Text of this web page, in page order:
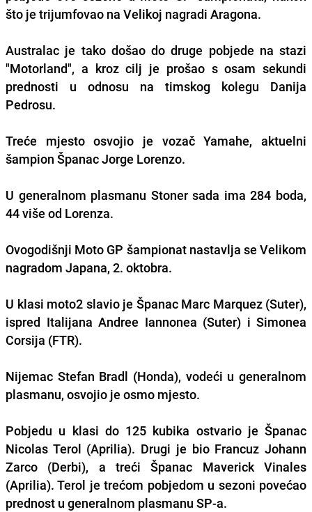
što je trijumfovao na Velikoj nagradi Aragona.
Australac je tako došao do druge pobjede na stazi
"Motorland", a kroz cilj je prošao s osam sekundi
prednosti u odnosu na timskog kolegu Danija
Pedrosu.
Treće mjesto osvojio je vozač Yamahe, aktuelni
šampion Španac Jorge Lorenzo.
U generalnom plasmanu Stoner sada ima 284 boda,
44 više od Lorenza.
Ovogodišnji Moto GP šampionat nastavlja se Velikom
nagradom Japana, 2. oktobra.
U klasi moto2 slavio je Španac Marc Marquez (Suter),
ispred Italijana Andree Iannonea (Suter) i Simonea
Corsija (FTR).
Nijemac Stefan Bradl (Honda), vodeći u generalnom
plasmanu, osvojio je osmo mjesto.
Pobjedu u klasi do 125 kubika ostvario je Španac
Nicolas Terol (Aprilia). Drugi je bio Francuz Johann
Zarco (Derbi), a treći Španac Maverick Vinales
(Aprilia). Terol je trećom pobjedom u sezoni povećao
prednost u generalnom plasmanu SP-a.